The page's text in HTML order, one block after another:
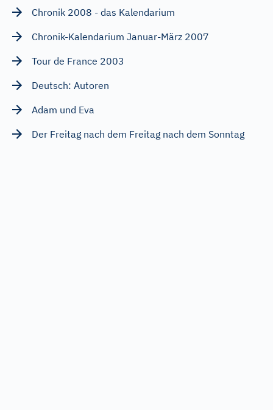
Chronik 2008 - das Kalendarium
Chronik-Kalendarium Januar-März 2007
Tour de France 2003
Deutsch: Autoren
Adam und Eva
Der Freitag nach dem Freitag nach dem Sonntag